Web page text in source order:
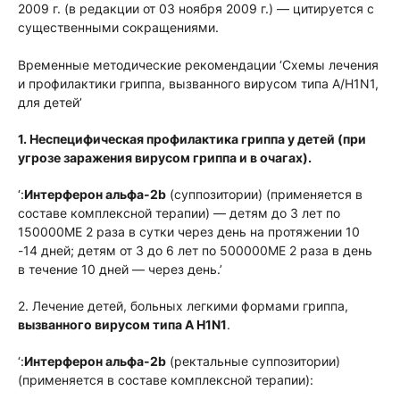
2009 г. (в редакции от 03 ноября 2009 г.) — цитируется с
существенными сокращениями.
Временные методические рекомендации ‘Схемы лечения
и профилактики гриппа, вызванного вирусом типа А/H1N1,
для детей’
1. Неспецифическая профилактика гриппа у детей (при
угрозе заражения вирусом гриппа и в очагах).
‘:Интерферон альфа-2b (суппозитории) (применяется в
составе комплексной терапии) — детям до 3 лет по
150000МЕ 2 раза в сутки через день на протяжении 10
-14 дней; детям от 3 до 6 лет по 500000МЕ 2 раза в день
в течение 10 дней — через день.’
2. Лечение детей, больных легкими формами гриппа,
вызванного вирусом типа А H1N1.
‘:Интерферон альфа-2b (ректальные суппозитории)
(применяется в составе комплексной терапии):